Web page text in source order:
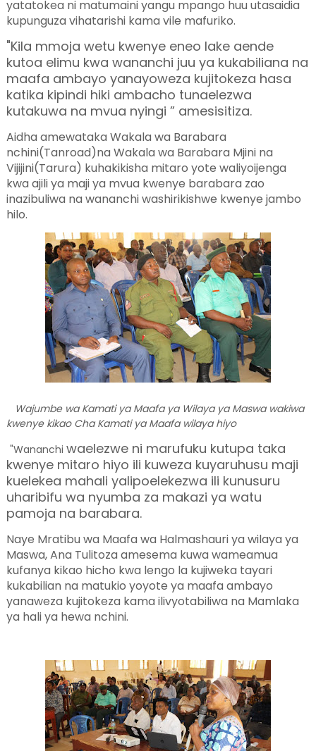
yatatokea ni matumaini yangu mpango huu utasaidia
kupunguza vihatarishi kama vile mafuriko.
"Kila mmoja wetu kwenye eneo lake aende
kutoa elimu kwa wananchi juu ya kukabiliana na
maafa ambayo yanayoweza kujitokeza hasa
katika kipindi hiki ambacho tunaelezwa
kutakuwa na mvua nyingi ” amesisitiza.
Aidha amewataka Wakala wa Barabara
nchini(Tanroad)na Wakala wa Barabara Mjini na
Vijijini(Tarura) kuhakikisha mitaro yote waliyoijenga
kwa ajili ya maji ya mvua kwenye barabara zao
inazibuliwa na wananchi washirikishwe kwenye jambo
hilo.
Wajumbe wa Kamati ya Maafa ya Wilaya ya Maswa wakiwa
kwenye kikao Cha Kamati ya Maafa wilaya hiyo
"Wananchi waelezwe ni marufuku kutupa taka
kwenye mitaro hiyo ili kuweza kuyaruhusu maji
kuelekea mahali yalipoelekezwa ili kunusuru
uharibifu wa nyumba za makazi ya watu
pamoja na barabara.
Naye Mratibu wa Maafa wa Halmashauri ya wilaya ya
Maswa, Ana Tulitoza amesema kuwa wameamua
kufanya kikao hicho kwa lengo la kujiweka tayari
kukabilian na matukio yoyote ya maafa ambayo
yanaweza kujitokeza kama ilivyotabiliwa na Mamlaka
ya hali ya hewa nchini.